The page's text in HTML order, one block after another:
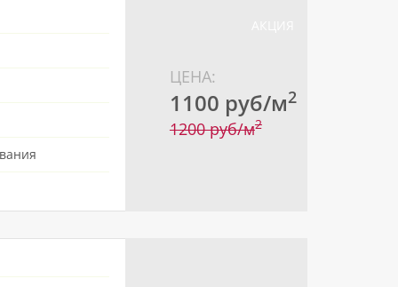
ЦЕНА:
1100 pуб/м2
1200 pуб/м2